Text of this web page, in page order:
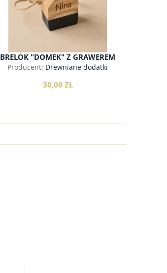
BRELOK "DOMEK" Z GRAWEREM
Producent: Drewniane dodatki
30,00 ZŁ